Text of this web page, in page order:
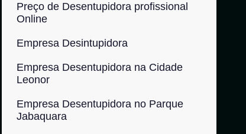
Preço de Desentupidora profissional
Online
Empresa Desintupidora
Empresa Desentupidora na Cidade
Leonor
Empresa Desentupidora no Parque
Jabaquara